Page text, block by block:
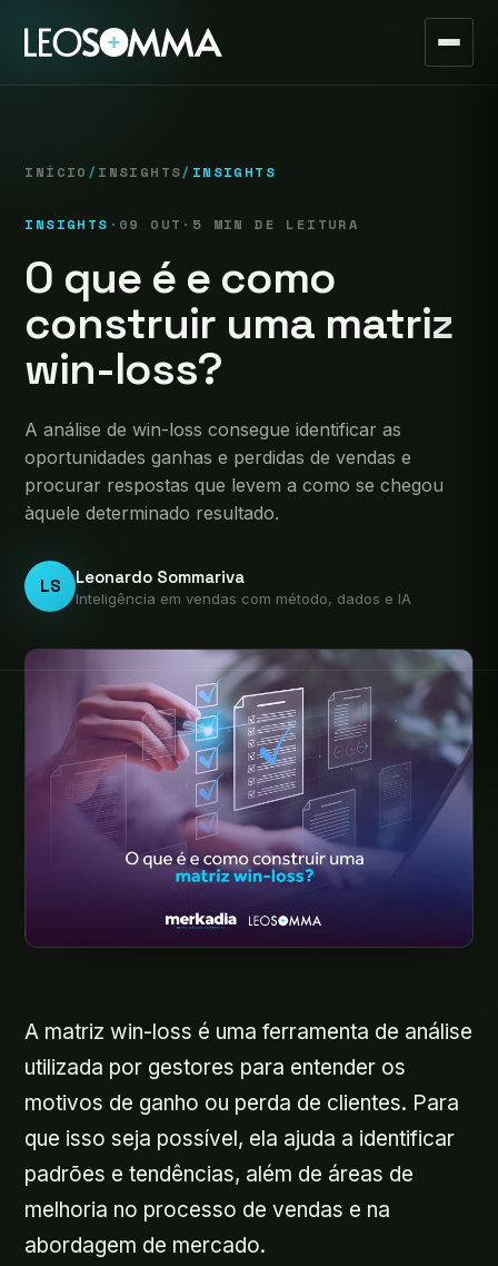
INÍCIO / INSIGHTS/ INSIGHTS
INSIGHTS · 09 OUT · 5 MIN DE LEITURA
O que é e como
construir uma matriz
win-loss?
A análise de win-loss consegue identificar as
oportunidades ganhas e perdidas de vendas e
procurar respostas que levem a como se chegou
àquele determinado resultado.
LS Leonardo Sommariva
Inteligência em vendas com método, dados e IA
A matriz win-loss é uma ferramenta de análise
utilizada por gestores para entender os
motivos de ganho ou perda de clientes. Para
que isso seja possível, ela ajuda a identificar
padrões e tendências, além de áreas de
melhoria no processo de vendas e na
abordagem de mercado.